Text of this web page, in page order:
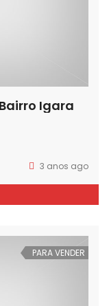
Igara
3 anos ago
PARA VENDER